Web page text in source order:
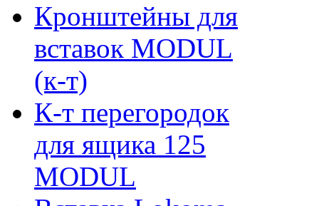
Кронштейны для
вставок MODUL
(к-т)
К-т перегородок
для ящика 125
MODUL